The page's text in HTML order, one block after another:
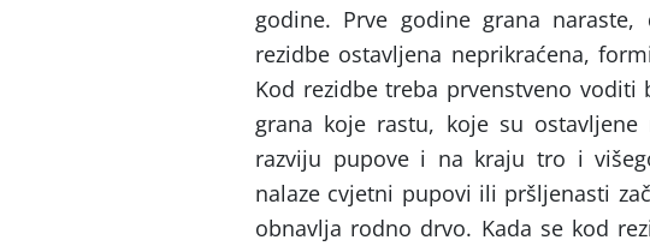
godine. Prve godine grana
rezidbe ostavljena neprikraćena,
Kod rezidbe treba prvenstveno
grana koje rastu, koje su
razviju pupove i na kraju tro i
nalaze cvjetni pupovi ili pršljenasti
obnavlja rodno drvo. Kada se kod